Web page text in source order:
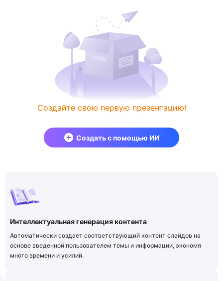
Создайте свою первую презентацию!
Создать с помощью ИИ
Интеллектуальная генерация контента
Автоматически создает соответствующий контент слайдов на
основе введенной пользователем темы и информации, экономя
много времени и усилий.